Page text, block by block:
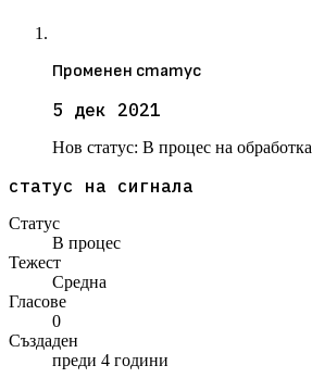
Променен статус
5 дек 2021
Нов статус: В процес на обработка
статус на сигнала
Статус
В процес
Тежест
Средна
Гласове
0
Създаден
преди 4 години